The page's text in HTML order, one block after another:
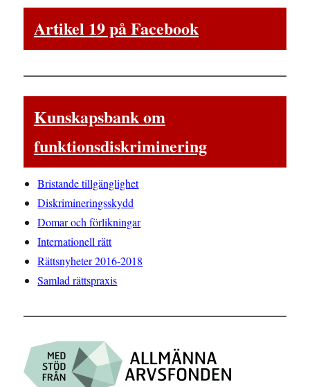
Artikel 19 på Facebook
Kunskapsbank om
funktionsdiskriminering
Bristande tillgänglighet
Diskrimineringsskydd
Domar och förlikningar
Internationell rätt
Rättsnyheter 2016-2018
Samlad rättspraxis